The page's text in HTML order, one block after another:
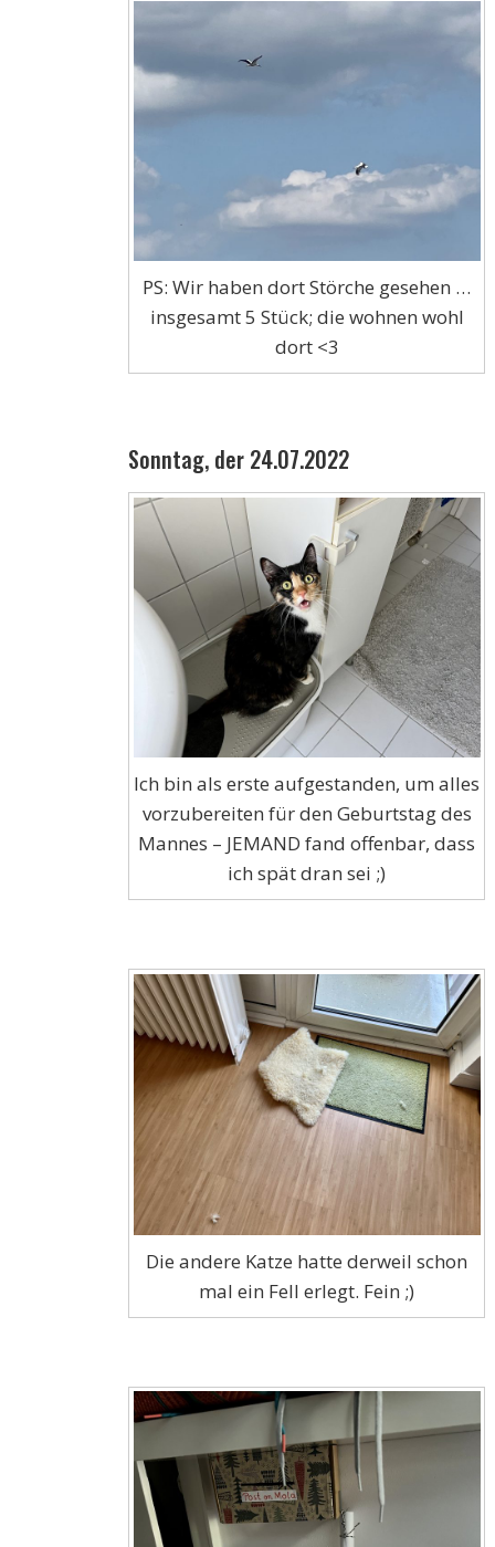
PS: Wir haben dort Störche gesehen …
insgesamt 5 Stück; die wohnen wohl
dort <3
Sonntag, der 24.07.2022
Ich bin als erste aufgestanden, um alles
vorzubereiten für den Geburtstag des
Mannes – JEMAND fand offenbar, dass
ich spät dran sei ;)
Die andere Katze hatte derweil schon
mal ein Fell erlegt. Fein ;)